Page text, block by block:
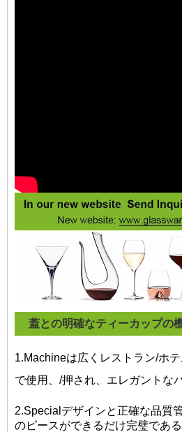
蓋との明確なティーカップの
1.Machineは広くレストラン/ホ
で使用、/押され、エレガントな
2.Specialデザインと正確な品質
のピースができるだけ完璧であ